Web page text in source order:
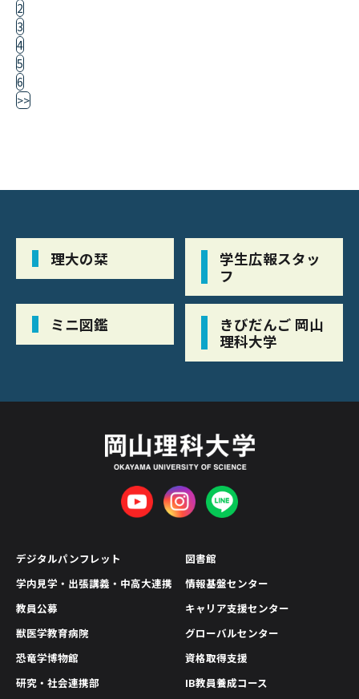
2
3
4
5
6
>>
理大の栞
学生広報スタッ
フ
ミニ図鑑
きびだんご 岡山
理科大学
デジタルパンフレット
学内見学・出張講義・中高大連携
教員公募
獣医学教育病院
恐竜学博物館
研究・社会連携部
図書館
情報基盤センター
キャリア支援センター
グローバルセンター
資格取得支援
IB教員養成コース